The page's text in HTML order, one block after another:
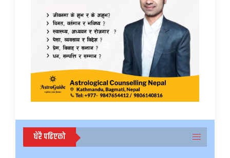
धेरै पढिएको